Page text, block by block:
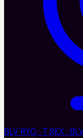
BLV RYO · T REX ·